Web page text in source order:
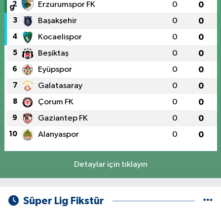
2 Erzurumspor FK 0 0
3 Başakşehir 0 0
4 Kocaelispor 0 0
5 Beşiktaş 0 0
6 Eyüpspor 0 0
7 Galatasaray 0 0
8 Çorum FK 0 0
9 Gaziantep FK 0 0
10 Alanyaspor 0 0
Detaylar için tıklayın
Süper Lig Fikstür